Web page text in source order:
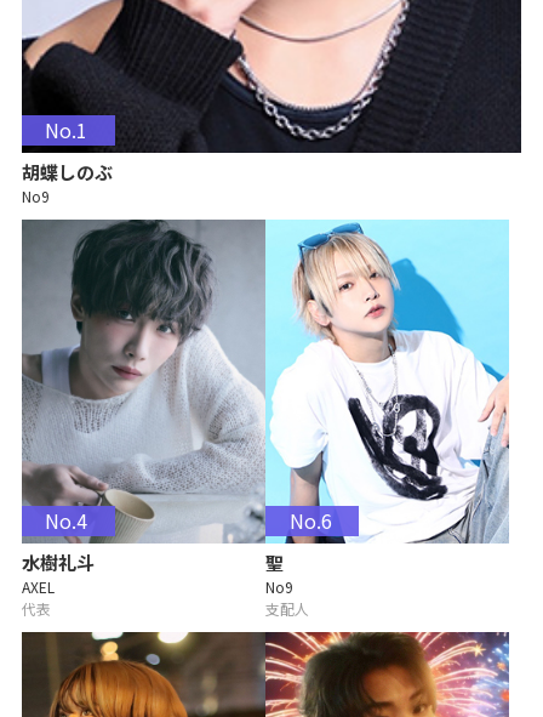
No.1
胡蝶しのぶ
No9
No.4
水樹礼斗
AXEL
代表
No.6
聖
No9
支配人